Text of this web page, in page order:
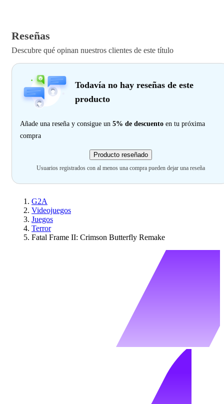
Reseñas
Descubre qué opinan nuestros clientes de este título
Todavía no hay reseñas de este
producto
Añade una reseña y consigue un 5% de descuento en tu próxima
compra
Producto reseñado
Usuarios registrados con al menos una compra pueden dejar una reseña
G2A
Videojuegos
Juegos
Terror
Fatal Frame II: Crimson Butterfly Remake